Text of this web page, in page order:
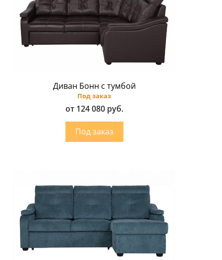
Диван Бонн с тумбой
Под заказ
от 124 080 руб.